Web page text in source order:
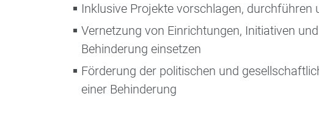
Inklusive Projekte vorschlagen, durchführen
Vernetzung von Einrichtungen, Initiativen
Behinderung einsetzen
Förderung der politischen und
einer Behinderung